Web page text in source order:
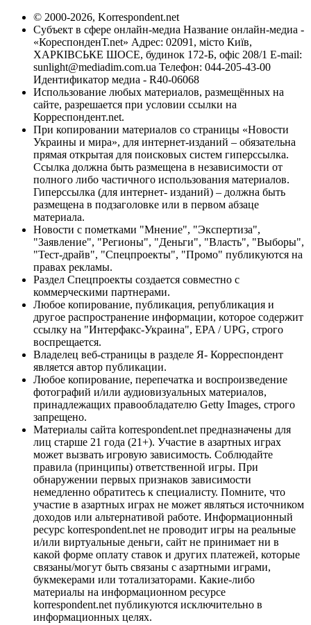
© 2000-2026, Korrespondent.net
Субъект в сфере онлайн-медиа Название онлайн-медиа -
«КореспонденТ.net» Адрес: 02091, місто Київ,
ХАРКІВСЬКЕ ШОСЕ, будинок 172-Б, офіс 208/1 E-mail:
sunlight@mediadim.com.ua Телефон: 044-205-43-00
Идентификатор медиа - R40-06068
Использование любых материалов, размещённых на
сайте, разрешается при условии ссылки на
Корреспондент.net.
При копировании материалов со страницы «Новости
Украины и мира», для интернет-изданий – обязательна
прямая открытая для поисковых систем гиперссылка.
Ссылка должна быть размещена в независимости от
полного либо частичного использования материалов.
Гиперссылка (для интернет- изданий) – должна быть
размещена в подзаголовке или в первом абзаце
материала.
Новости с пометками "Мнение", "Экспертиза",
"Заявление", "Регионы", "Деньги", "Власть", "Выборы",
"Тест-драйв", "Спецпроекты", "Промо" публикуются на
правах рекламы.
Раздел Спецпроекты создается совместно с
коммерческими партнерами.
Любое копирование, публикация, републикация и
другое распространение информации, которое содержит
ссылку на "Интерфакс-Украина", EPA / UPG, строго
воспрещается.
Владелец веб-страницы в разделе Я- Корреспондент
является автор публикации.
Любое копирование, перепечатка и воспроизведение
фотографий и/или аудиовизуальных материалов,
принадлежащих правообладателю Getty Images, строго
запрещено.
Материалы сайта korrespondent.net предназначены для
лиц старше 21 года (21+). Участие в азартных играх
может вызвать игровую зависимость. Соблюдайте
правила (принципы) ответственной игры. При
обнаружении первых признаков зависимости
немедленно обратитесь к специалисту. Помните, что
участие в азартных играх не может являться источником
доходов или альтернативой работе. Информационный
ресурс korrespondent.net не проводит игры на реальные
и/или виртуальные деньги, сайт не принимает ни в
какой форме оплату ставок и других платежей, которые
связаны/могут быть связаны с азартными играми,
букмекерами или тотализаторами. Какие-либо
материалы на информационном ресурсе
korrespondent.net публикуются исключительно в
информационных целях.